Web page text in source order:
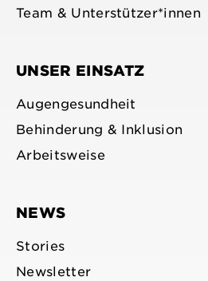
Team & Unterstützer*innen
UNSER EINSATZ
Augengesundheit
Behinderung & Inklusion
Arbeitsweise
NEWS
Stories
Newsletter